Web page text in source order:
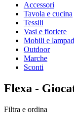
Accessori
Tavola e cucina
Tessili
Vasi e fioriere
Mobili e
Outdoor
Marche
Sconti
Flexa -
Filtra e ordina